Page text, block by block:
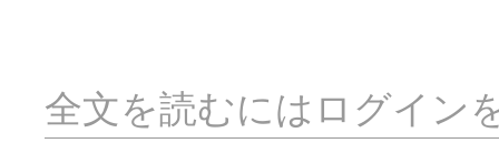
全文を読むにはログイン